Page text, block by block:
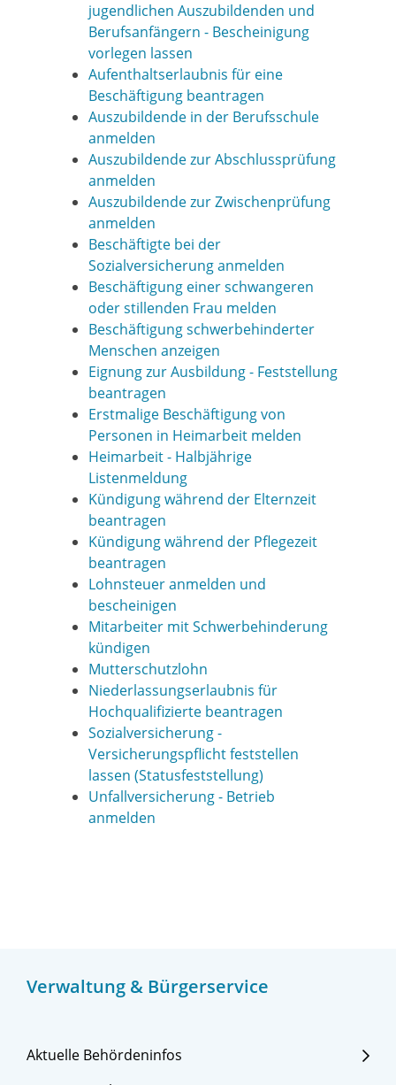
Verwaltung & Bürgerservice
Aktuelle Behördeninfos
jugendlichen Auszubildenden und
Berufsanfängern - Bescheinigung
vorlegen lassen
Aufenthaltserlaubnis für eine
Beschäftigung beantragen
Auszubildende in der Berufsschule
anmelden
Auszubildende zur Abschlussprüfung
anmelden
Auszubildende zur Zwischenprüfung
anmelden
Beschäftigte bei der
Sozialversicherung anmelden
Beschäftigung einer schwangeren
oder stillenden Frau melden
Beschäftigung schwerbehinderter
Menschen anzeigen
Eignung zur Ausbildung - Feststellung
beantragen
Erstmalige Beschäftigung von
Personen in Heimarbeit melden
Heimarbeit - Halbjährige
Listenmeldung
Kündigung während der Elternzeit
beantragen
Kündigung während der Pflegezeit
beantragen
Lohnsteuer anmelden und
bescheinigen
Mitarbeiter mit Schwerbehinderung
kündigen
Mutterschutzlohn
Niederlassungserlaubnis für
Hochqualifizierte beantragen
Sozialversicherung -
Versicherungspflicht feststellen
lassen (Statusfeststellung)
Unfallversicherung - Betrieb
anmelden